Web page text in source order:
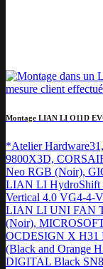
Montage LIAN LI O11D
*Atelier
9800X3D,
Neo RGB (Noir),
LIAN LI
Vertical 4.0 VG4-
LIAN LI UNI FAN
(Noir),
OCDESIGN X H31
(Black and Orange
DIGITAL Black